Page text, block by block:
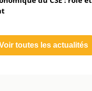
toutes les actualités